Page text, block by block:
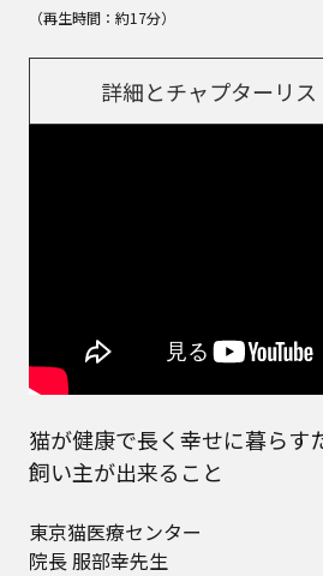
（再生時間：約17分）
詳細とチャプターリス
猫が健康で長く幸せに暮らす
飼い主が出来ること
東京猫医療センター
院長 服部幸先生